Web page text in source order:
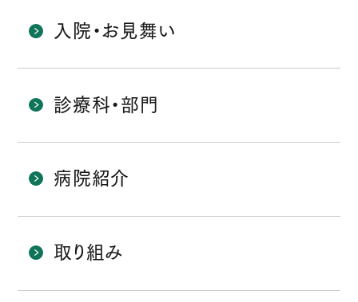
入院・お見舞い
診療科・部門
病院紹介
取り組み